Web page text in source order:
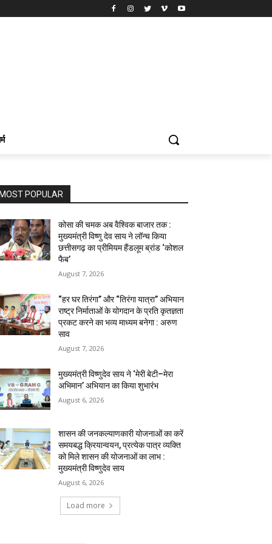
POPULAR
कोसा की चमक अब वैश्विक बाजार तक :
मुख्यमंत्री विष्णु देव साय ने लॉन्च किया
छत्तीसगढ़ का प्रीमियम हैंडलूम ब्रांड ‘कोशल
फैब’
August 7, 2026
“हर घर तिरंगा” और “तिरंगा यात्रा” अभियान
राष्ट्र निर्माताओं के योगदान के प्रति कृतज्ञता
प्रकट करने का भव्य माध्यम बनेगा : अरुण
साव
August 7, 2026
मुख्यमंत्री विष्णुदेव साय ने ‘मेरी बेटी–मेरा
अभिमान’ अभियान का किया शुभारंभ
August 6, 2026
शासन की जनकल्याणकारी योजनाओं का करें
समयबद्ध क्रियान्वयन, प्रत्येक पात्र व्यक्ति
को मिले शासन की योजनाओं का लाभ :
मुख्यमंत्री विष्णुदेव साय
August 6, 2026
Load more